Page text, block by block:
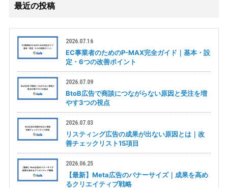
最近の投稿
2026.07.16
EC事業者のためのP-MAX完全ガイド｜基本・設
定・6つの改善ポイント
2026.07.09
BtoB広告で商談につながらない原因と受注を増
やす3つの視点
2026.07.03
リスティング広告の成果が出ない原因とは｜改
善チェックリスト15項目
2026.06.25
【最新】Meta広告のバナーサイズ｜成果を高め
るクリエイティブ戦略